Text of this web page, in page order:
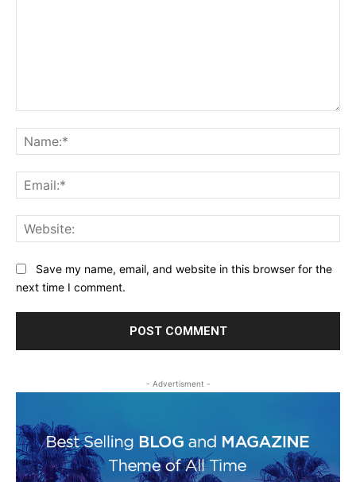
Save my name, email, and website in this browser for the
next time I comment.
- Advertisment -